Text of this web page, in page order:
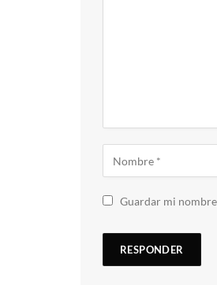
Guardar mi